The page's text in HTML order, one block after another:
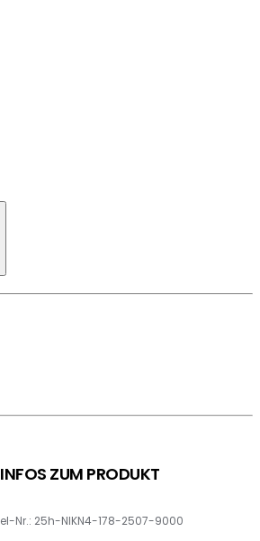
INFOS ZUM PRODUKT
Nr.: 25h-NIKN4-178-2507-9000